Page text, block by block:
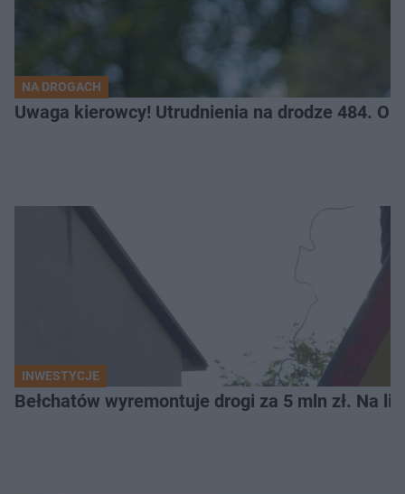
NA DROGACH
Uwaga kierowcy! Utrudnienia na drodze 484.
INWESTYCJE
Bełchatów wyremontuje drogi za 5 mln zł. Na